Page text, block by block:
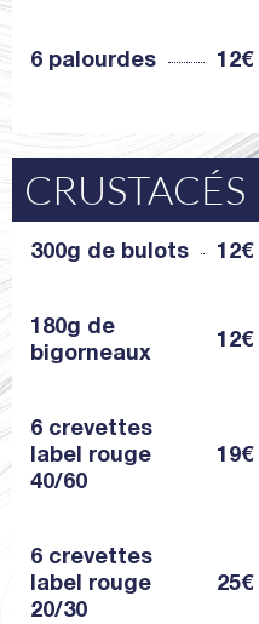
6 palourdes 12€
CRUSTACÉS
300g de bulots 12€
180g de
bigorneaux
12€
6 crevettes
label rouge
40/60
19€
6 crevettes
label rouge
20/30
25€